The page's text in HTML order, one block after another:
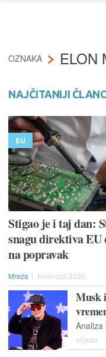
OZNAKA ELON
NAJČITANIJI
EU
Stigao je i taj dan:
snagu direktiva EU
na popravak
Mreža 1. kolovoza 2026.
Musk
srijeda